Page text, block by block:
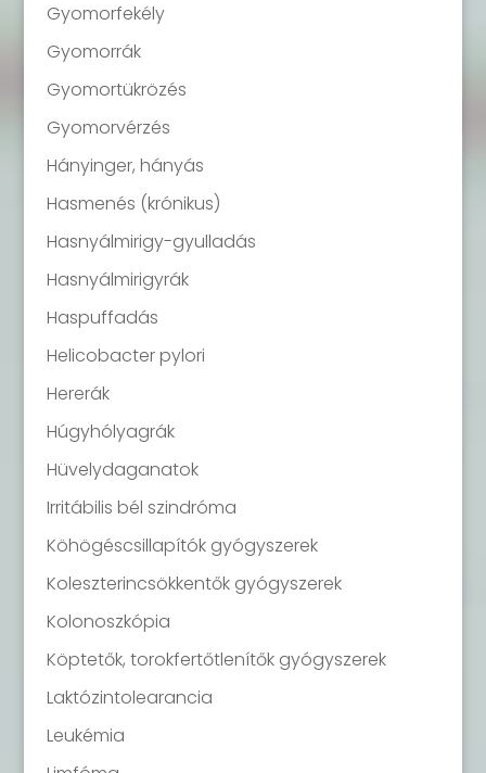
Gyomorfekély
Gyomorrák
Gyomortükrözés
Gyomorvérzés
Hányinger, hányás
Hasmenés (krónikus)
Hasnyálmirigy-gyulladás
Hasnyálmirigyrák
Haspuffadás
Helicobacter pylori
Hererák
Húgyhólyagrák
Hüvelydaganatok
Irritábilis bél szindróma
Köhögéscsillapítók gyógyszerek
Koleszterincsökkentők gyógyszerek
Kolonoszkópia
Köptetők, torokfertőtlenítők gyógyszerek
Laktózintolearancia
Leukémia